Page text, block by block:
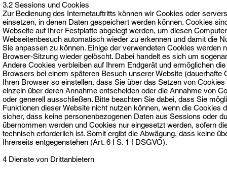
3.2 Sessions und Cookies
Zur Bedienung des Internetauftritts können wir Cookies oder
einsetzen, in denen Daten gespeichert werden können. Cookies
Webseite auf Ihrer Festplatte abgelegt werden, um diesen
Webseitenbesuch automatisch wieder zu erkennen und damit die
Sie anpassen zu können. Einige der verwendeten Cookies werden
Browser-Sitzung wieder gelöscht. Dabei handelt es sich um
Andere Cookies verbleiben auf Ihrem Endgerät und ermöglichen
Browsers bei einem späteren Besuch unserer Website (dauerhafte
Ihren Browser so einstellen, dass Sie über das Setzen von
einzeln über deren Annahme entscheiden oder die Annahme von
oder generell ausschließen. Bitte beachten Sie dabei, dass Sie
Funktionen dieser Website nicht nutzen können, wenn die Cookies
sicher, dass keine personenbezogenen Daten aus Sessions oder
übernommen werden und Cookies nur eingesetzt werden, sofern
technisch erforderlich ist. Somit ergibt die Abwägung, dass keine
Ihrerseits entgegenstehen (Art. 6 I S. 1 f DSGVO).
4 Dienste von Drittanbietern